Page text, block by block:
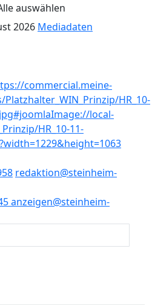
auswählen
2026 Mediadaten
redaktion@steinheim-
anzeigen@steinheim-